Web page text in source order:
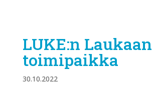
LUKE:n Laukaan
toimipaikka
30.10.2022